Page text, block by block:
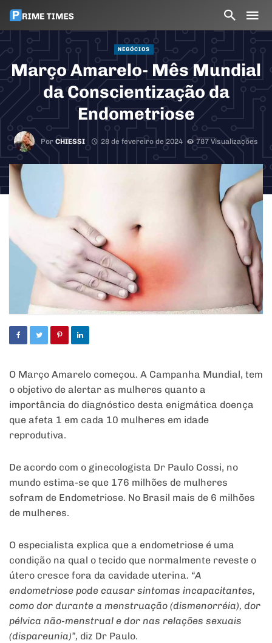
NEGÓCIOS
Março Amarelo- Mês Mundial
da Conscientização da
Endometriose
Por CHIESSI 28 de fevereiro de 2024 787 Visualizações
O Março Amarelo começou. A Campanha Mundial, tem
o objetivo de alertar as mulheres quanto a
importância do diagnóstico desta enigmática doença
que afeta 1 em cada 10 mulheres em idade
reprodutiva.
De acordo com o ginecologista Dr Paulo Cossi, no
mundo estima-se que 176 milhões de mulheres
sofram de Endometriose. No Brasil mais de 6 milhões
de mulheres.
O especialista explica que a endometriose é uma
condição na qual o tecido que normalmente reveste o
útero cresce fora da cavidade uterina. “A
endometriose pode causar sintomas incapacitantes,
como dor durante a menstruação (dismenorréia), dor
pélvica não-menstrual e dor nas relações sexuais
(dispareunia)”, diz Dr Paulo.